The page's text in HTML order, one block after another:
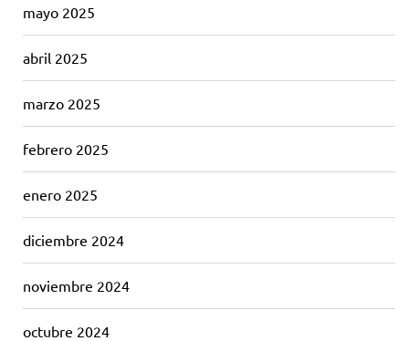
mayo 2025
abril 2025
marzo 2025
febrero 2025
enero 2025
diciembre 2024
noviembre 2024
octubre 2024